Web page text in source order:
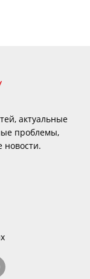
актуальные
проблемы,
новости.